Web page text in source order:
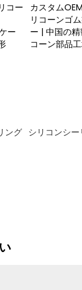
コー
ー
カスタム
リコーンゴ
ー | 中国の
コーン部品
ング シリコンシ